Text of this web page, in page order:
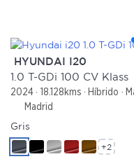
HYUNDAI I20
1.0 T-GDi 100 CV Klass
2024 18.128kms Híbrido
Madrid
Gris
+2